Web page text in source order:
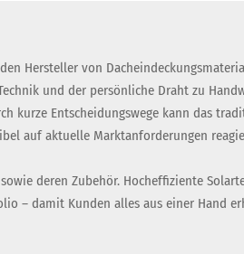
Hersteller von
und der persönliche Draht zu
kurze Entscheidungswege kann das
auf aktuelle Marktanforderungen
deren Zubehör. Hocheffiziente
– damit Kunden alles aus einer Hand